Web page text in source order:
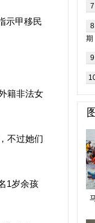
示甲移民
籍非法女
不过她们
1岁余孩